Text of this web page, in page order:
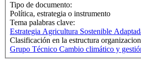
Tipo de documento:
Política, estrategia o instrumento
Tema palabras clave:
Estrategia Agricultura Sostenible
Clasificación en la estructura
Grupo Técnico Cambio climático y